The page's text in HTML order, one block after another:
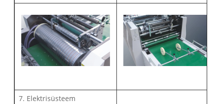
7. Elektrisüsteem